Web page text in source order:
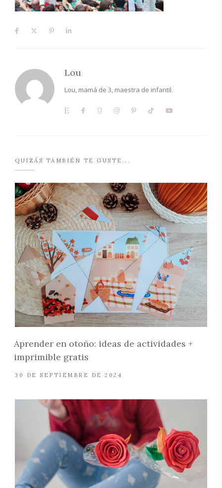
Lou
Lou, mamá de 3, maestra de infantil.
QUIZÁS TAMBIÉN TE GUSTE...
Aprender en otoño: ideas de actividades +
imprimible gratis
30 DE SEPTIEMBRE DE 2024